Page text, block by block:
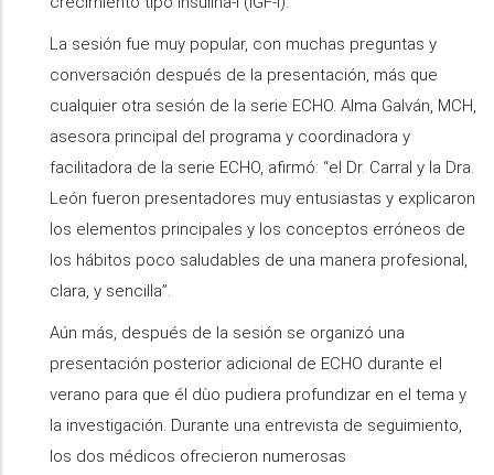
La sesión fue muy popular, con muchas preguntas y
conversación después de la presentación, más que
cualquier otra sesión de la serie ECHO. Alma Galván, MCH,
asesora principal del programa y coordinadora y
facilitadora de la serie ECHO, afirmó: “el Dr. Carral y la Dra.
León fueron presentadores muy entusiastas y explicaron
los elementos principales y los conceptos erróneos de
los hábitos poco saludables de una manera profesional,
clara, y sencilla”.
Aún más, después de la sesión se organizó una
presentación posterior adicional de ECHO durante el
verano para que él dùo pudiera profundizar en el tema y
la investigación. Durante una entrevista de seguimiento,
los dos médicos ofrecieron numerosas